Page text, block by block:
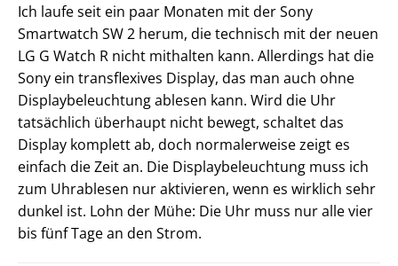
Ich laufe seit ein paar Monaten mit der Sony
Smartwatch SW 2 herum, die technisch mit der neuen
LG G Watch R nicht mithalten kann. Allerdings hat die
Sony ein transflexives Display, das man auch ohne
Displaybeleuchtung ablesen kann. Wird die Uhr
tatsächlich überhaupt nicht bewegt, schaltet das
Display komplett ab, doch normalerweise zeigt es
einfach die Zeit an. Die Displaybeleuchtung muss ich
zum Uhrablesen nur aktivieren, wenn es wirklich sehr
dunkel ist. Lohn der Mühe: Die Uhr muss nur alle vier
bis fünf Tage an den Strom.